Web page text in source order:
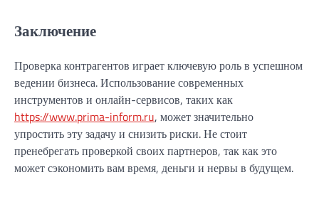
Заключение
Проверка контрагентов играет ключевую роль в успешном
ведении бизнеса. Использование современных
инструментов и онлайн-сервисов, таких как
https://www.prima-inform.ru, может значительно
упростить эту задачу и снизить риски. Не стоит
пренебрегать проверкой своих партнеров, так как это
может сэкономить вам время, деньги и нервы в будущем.